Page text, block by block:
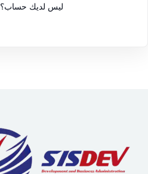
ليس لديك حساب؟